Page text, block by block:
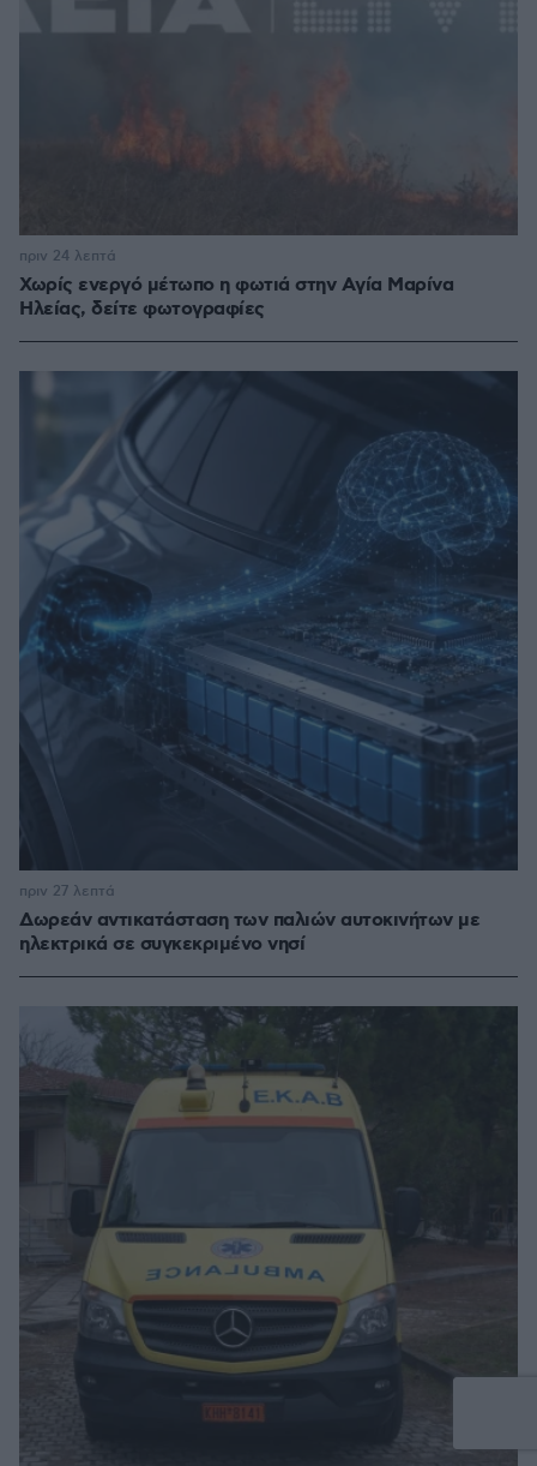
Χωρίς ενεργό μέτωπο η φωτιά στην Aγία Μαρίνα
Ηλείας, δείτε φωτογραφίες
πριν 24 λεπτά
Δωρεάν αντικατάσταση των παλιών αυτοκινήτων με
ηλεκτρικά σε συγκεκριμένο νησί
πριν 27 λεπτά